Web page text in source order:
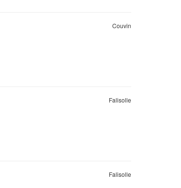
Couvin
Falisolle
Falisolle